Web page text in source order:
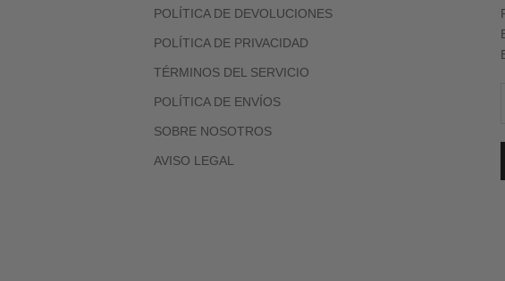
POLÍTICA DE DEVOLUCIONES
POLÍTICA DE PRIVACIDAD
TÉRMINOS DEL SERVICIO
POLÍTICA DE ENVÍOS
SOBRE NOSOTROS
AVISO LEGAL